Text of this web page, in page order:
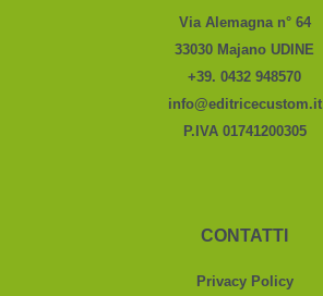
Via Alemagna n° 64
33030 Majano UDINE
+39. 0432 948570
info@editricecustom.it
P.IVA 01741200305
CONTATTI
Privacy Policy